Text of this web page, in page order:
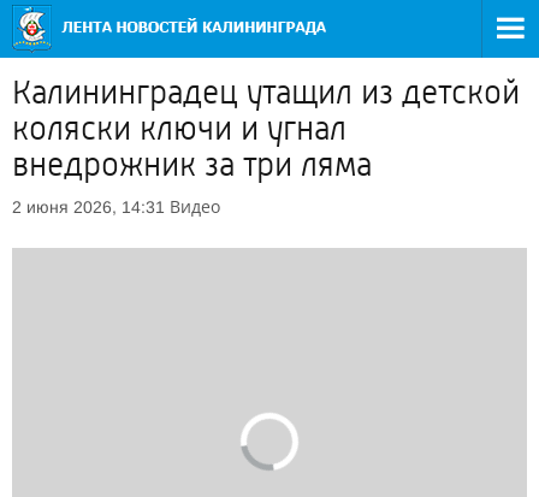
Калининградец утащил из детской
коляски ключи и угнал
внедрожник за три ляма
2 июня 2026, 14:31 Видео